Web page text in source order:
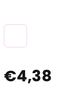
€4,38